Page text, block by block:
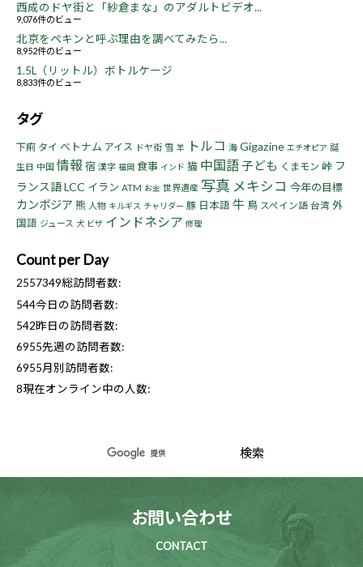
西成のドヤ街と「紗倉まな」のアダルトビデオ...
9,076件のビュー
北京をペキンと呼ぶ理由を調べてみたら...
8,952件のビュー
1.5L（リットル）ボトルケージ
8,833件のビュー
タグ
下痢 タイ ベトナム アイス ドヤ街 雪 羊 トルコ 海 Gigazine エチオピア 誕
生日 中国 情報 宿 漢字 福岡 食事 インド 猫 中国語子ども くまモン 峠 フ
ランス語LCC イラン ATM お金 世界遺産 写真 メキシコ 今年の目標
カンボジア 熊 人物 キルギス チャリダー 豚 日本語 牛 鳥 スペイン語 台湾 外
国語 ジュース 犬 ビザ インドネシア 修理
Count per Day
2557349総訪問者数:
544今日の訪問者数:
542昨日の訪問者数:
6955先週の訪問者数:
6955月別訪問者数:
8現在オンライン中の人数:
お問い合わせ
CONTACT